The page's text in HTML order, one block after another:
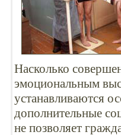
Насколько
эмоциональным
устанавливаются
дополнительные
не позволяет